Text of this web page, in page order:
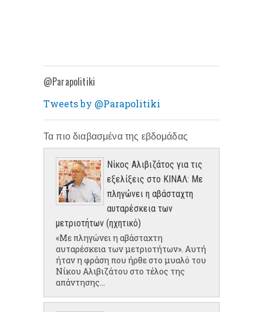
@Parapolitiki
Tweets by @Parapolitiki
Τα πιο διαβασμένα της εβδομάδας
Νίκος Αλιβιζάτος για τις
εξελίξεις στο ΚΙΝΑΛ: Με
πληγώνει η αβάσταχτη
αυταρέσκεια των
μετριοτήτων (ηχητικό)
«Με πληγώνει η αβάσταχτη
αυταρέσκεια των μετριοτήτων». Αυτή
ήταν η φράση που ήρθε στο μυαλό του
Νίκου Αλιβιζάτου στο τέλος της
απάντησης...